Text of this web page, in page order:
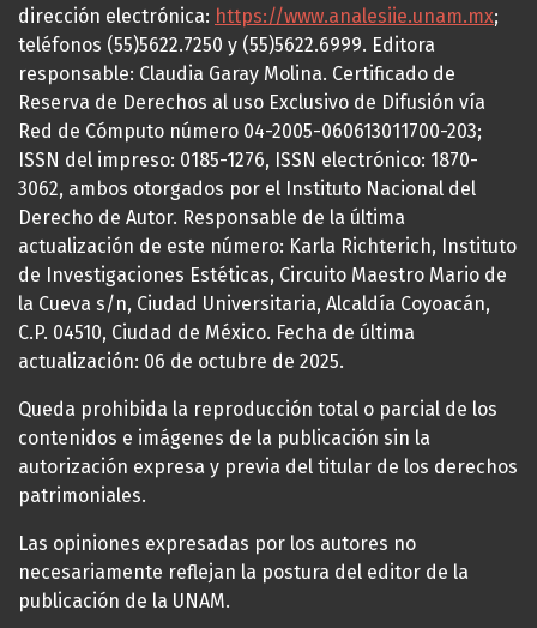
dirección electrónica: https://www.analesiie.unam.mx;
teléfonos (55)5622.7250 y (55)5622.6999. Editora
responsable: Claudia Garay Molina. Certificado de
Reserva de Derechos al uso Exclusivo de Difusión vía
Red de Cómputo número 04-2005-060613011700-203;
ISSN del impreso: 0185-1276, ISSN electrónico: 1870-
3062, ambos otorgados por el Instituto Nacional del
Derecho de Autor. Responsable de la última
actualización de este número: Karla Richterich, Instituto
de Investigaciones Estéticas, Circuito Maestro Mario de
la Cueva s/n, Ciudad Universitaria, Alcaldía Coyoacán,
C.P. 04510, Ciudad de México. Fecha de última
actualización: 06 de octubre de 2025.
Queda prohibida la reproducción total o parcial de los
contenidos e imágenes de la publicación sin la
autorización expresa y previa del titular de los derechos
patrimoniales.
Las opiniones expresadas por los autores no
necesariamente reflejan la postura del editor de la
publicación de la UNAM.